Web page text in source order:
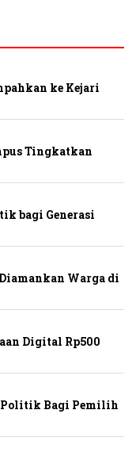
ke Kejari
Tingkatkan
bagi Generasi
Warga di
Digital Rp500
Bagi Pemilih